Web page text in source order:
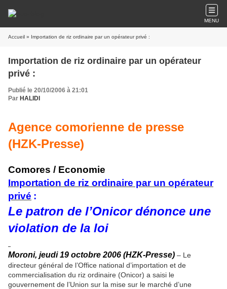
MENU
Accueil » Importation de riz ordinaire par un opérateur privé :
Importation de riz ordinaire par un opérateur
privé :
Publié le 20/10/2006 à 21:01
Par HALIDI
Agence comorienne de presse
(HZK-Presse)
Comores / Economie
Importation de riz ordinaire par un opérateur
privé :
Le patron de l’Onicor dénonce une
violation de la loi
Moroni, jeudi 19 octobre 2006 (HZK-Presse) – Le
directeur général de l’Office national d’importation et de
commercialisation du riz ordinaire (Onicor) a saisi le
gouvernement de l’Union sur la mise sur le marché d’une